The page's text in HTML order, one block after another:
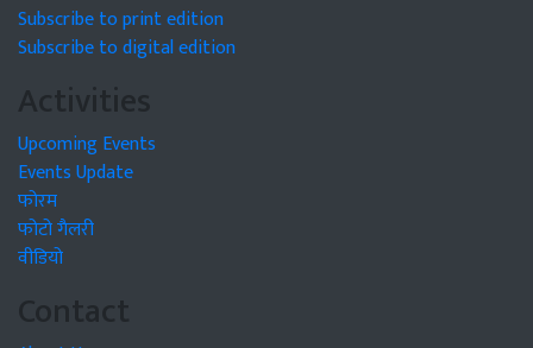
Subscribe to print edition
Subscribe to digital edition
Activities
Upcoming Events
Events Update
फोरम
फोटो गैलरी
वीडियो
Contact